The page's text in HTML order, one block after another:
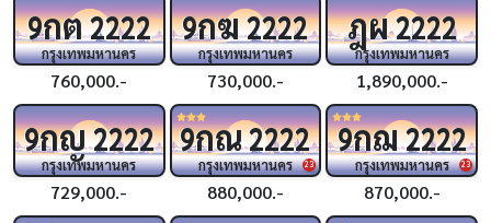
9กต2222
กรุงเทพมหานคร
760,000.-
9กฆ2222
กรุงเทพมหานคร
730,000.-
ฎผ2222
กรุงเทพมหานคร
1,890,000.-
9กญ2222
กรุงเทพมหานคร
729,000.-
23
9กณ2222
กรุงเทพมหานคร
880,000.-
23
9กฌ2222
กรุงเทพมหานคร
870,000.-